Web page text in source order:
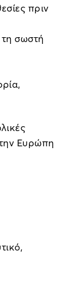
πριν
τη σωστή
Ευρώπη